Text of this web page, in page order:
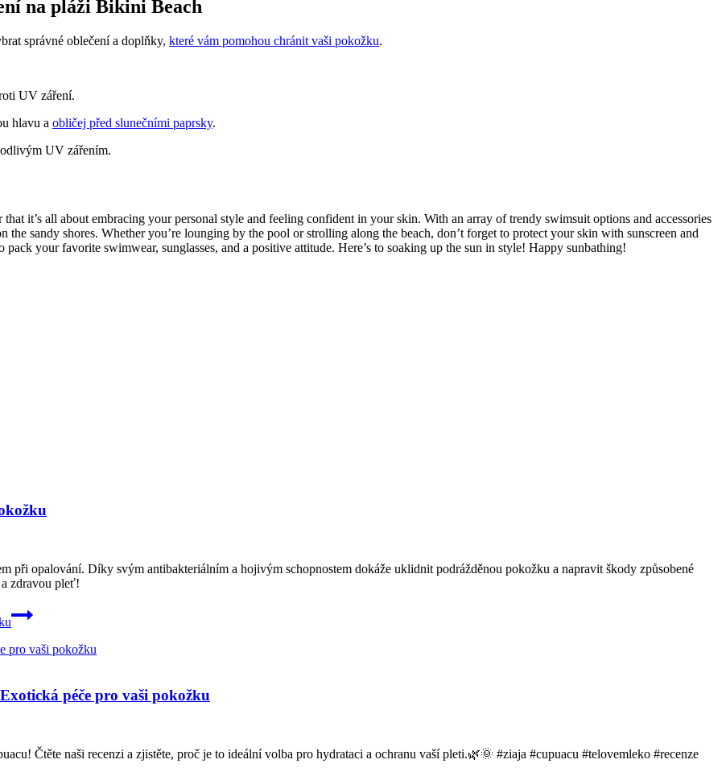
na pláži Bikini Beach
správné oblečení a doplňky, které vám pomohou chránit vaši pokožku.
UV záření.
hlavu a obličej před slunečními paprsky.
UV zářením.
it’s all about embracing your personal style and feeling confident in your skin. With an array of trendy swimsuit options and accessories
the sandy shores. Whether you’re lounging by the pool or strolling along the beach, don’t forget to protect your skin with sunscreen and
your favorite swimwear, sunglasses, and a positive attitude. Here’s to soaking up the sun in style! Happy sunbathing!
při opalování. Díky svým antibakteriálním a hojivým schopnostem dokáže uklidnit podrážděnou pokožku a napravit škody způsobené
zdravou pleť!
péče pro vaši pokožku
Čtěte naši recenzi a zjistěte, proč je to ideální volba pro hydrataci a ochranu vaší pleti.🌿🌞 #ziaja #cupuacu #telovemleko #recenze